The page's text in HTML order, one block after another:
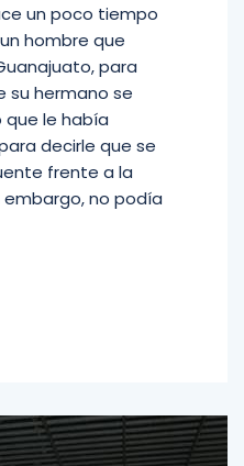
un poco tiempo
hombre que
para
su hermano se
que le había
decirle que se
frente a la
no podía